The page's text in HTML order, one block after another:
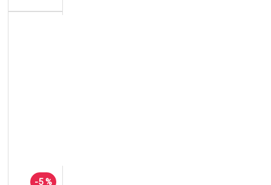
-5 %